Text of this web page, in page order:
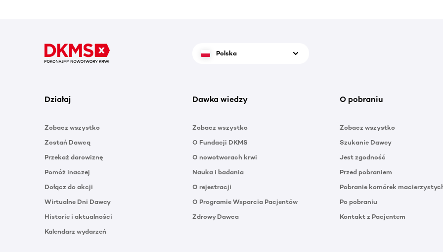
Polska
Działaj
Zobacz wszystko
Zostań Dawcą
Przekaż darowiznę
Pomóż inaczej
Dołącz do akcji
Wirtualne Dni Dawcy
Historie i aktualności
Kalendarz wydarzeń
Dawka wiedzy
Zobacz wszystko
O Fundacji DKMS
O nowotworach krwi
Nauka i badania
O rejestracji
O Programie Wsparcia Pacjentów
Zdrowy Dawca
O pobraniu
Zobacz wszystko
Szukanie Dawcy
Jest zgodność
Przed pobraniem
Pobranie komórek
Po pobraniu
Kontakt z Pacjentem